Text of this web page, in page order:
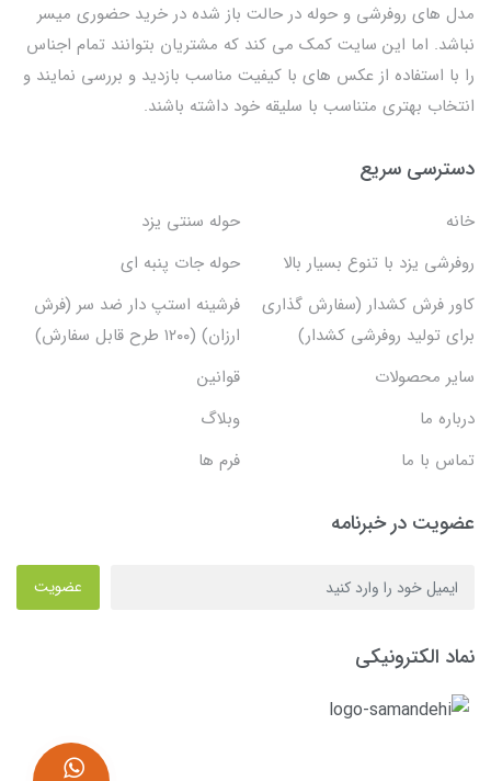
مدل های روفرشی و حوله در حالت باز شده در خرید حضوری میسر
نباشد. اما این سایت کمک می کند که مشتریان بتوانند تمام اجناس
را با استفاده از عکس های با کیفیت مناسب بازدید و بررسی نمایند و
انتخاب بهتری متناسب با سلیقه خود داشته باشند.
دسترسی سریع
خانه
حوله سنتی یزد
روفرشی یزد با تنوع بسیار بالا
حوله جات پنبه ای
کاور فرش کشدار (سفارش گذاری
برای تولید روفرشی کشدار)
فرشینه استپ دار ضد سر (فرش
ارزان) (۱۲۰۰ طرح قابل سفارش)
سایر محصولات
قوانین
درباره ما
وبلاگ
تماس با ما
فرم ها
عضویت در خبرنامه
عضویت
نماد الکترونیکی